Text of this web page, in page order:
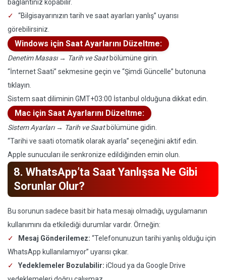
bağlantınız kopabilir.
“Bilgisayarınızın tarih ve saat ayarları yanlış” uyarısı
görebilirsiniz.
Windows için Saat Ayarlarını Düzeltme:
Denetim Masası→ Tarih ve Saatbölümüne girin.
“İnternet Saati” sekmesine geçin ve “Şimdi Güncelle” butonuna
tıklayın.
Sistem saat diliminin GMT+03:00 İstanbul olduğuna dikkat edin.
Mac için Saat Ayarlarını Düzeltme:
Sistem Ayarları→ Tarih ve Saatbölümüne gidin.
“Tarihi ve saati otomatik olarak ayarla” seçeneğini aktif edin.
Apple sunucuları ile senkronize edildiğinden emin olun.
8. WhatsApp’ta Saat Yanlışsa Ne Gibi
Sorunlar Olur?
Bu sorunun sadece basit bir hata mesajı olmadığı, uygulamanın
kullanımını da etkilediği durumlar vardır. Örneğin:
Mesaj Gönderilemez: “Telefonunuzun tarihi yanlış olduğu için
WhatsApp kullanılamıyor” uyarısı çıkar.
Yedeklemeler Bozulabilir: iCloud ya da Google Drive